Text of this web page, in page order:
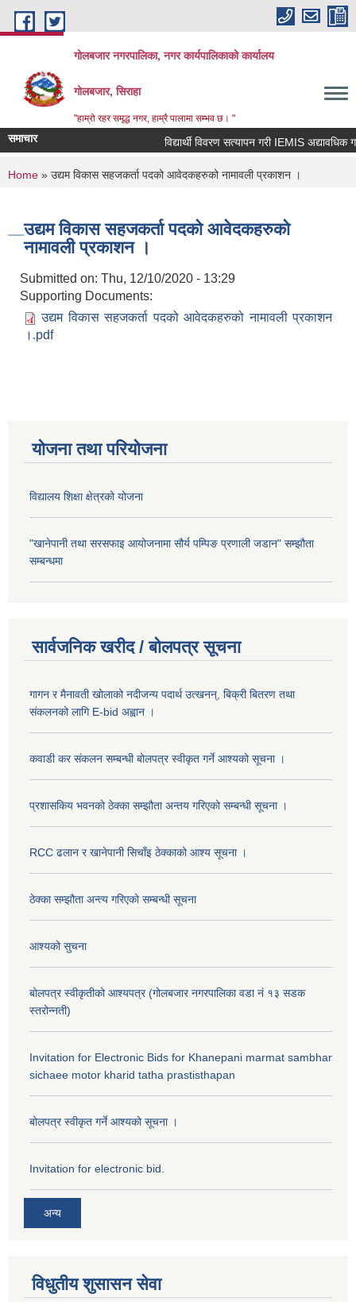
Skip to main content
गोलबजार नगरपालिका, नगर कार्यपालिकाको कार्यालय
गोलबजार, सिराहा
"हाम्रो रहर समृद्ध नगर, हाम्रै पालामा सम्भव छ। "
समाचार विद्यार्थी विवरण सत्यापन गरी IEMIS अद्यावधिक
You are here
Home » उद्यम विकास सहजकर्ता पदको आवेदकहरुको नामावली प्रकाशन ।
उद्यम विकास सहजकर्ता पदको आवेदकहरुको
नामावली प्रकाशन ।
Submitted on: Thu, 12/10/2020 - 13:29
Supporting Documents:
उद्यम विकास सहजकर्ता पदको आवेदकहरुको नामावली प्रकाशन
।.pdf
योजना तथा परियोजना
विद्यालय शिक्षा क्षेत्रको योजना
"खानेपानी तथा सरसफाइ आयोजनामा सौर्य पम्पिङ प्रणाली जडान" सम्झौता
सम्बन्धमा
सार्वजनिक खरीद / बोलपत्र सूचना
गागन र मैनावती खोलाको नदीजन्य पदार्थ उत्खनन्, बिक्री बितरण तथा
संकलनको लागि E-bid अह्वान ।
कवाडी कर संकलन सम्बन्धी बोलपत्र स्वीकृत गर्ने आश्यको सूचना ।
प्रशासकिय भवनको ठेक्का सम्झौता अन्तय गरिएको सम्बन्धी सूचना ।
RCC ढलान र खानेपानी सिचाँइ ठेक्काको आश्य सूचना ।
ठेक्का सम्झौता अन्त्य गरिएको सम्बन्धी सूचना
आश्यको सुचना
बोलपत्र स्वीकृतीको आश्यपत्र (गोलबजार नगरपालिका वडा नं १३ सडक
स्तरोन्नती)
Invitation for Electronic Bids for Khanepani marmat sambhar
sichaee motor kharid tatha prastisthapan
बोलपत्र स्वीकृत गर्ने आश्यको सूचना ।
Invitation for electronic bid.
अन्य
विधुतीय शुसासन सेवा